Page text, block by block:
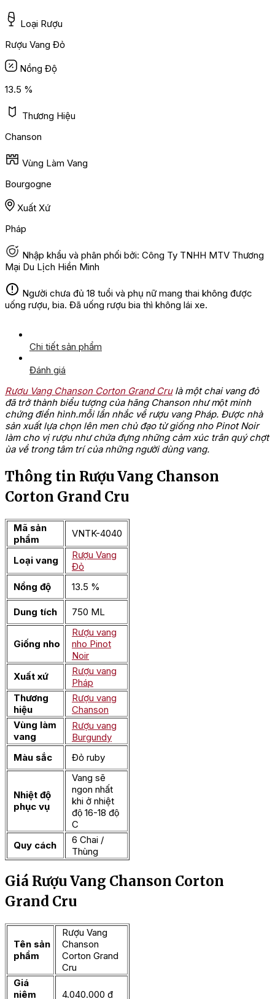
Loại Rượu
Rượu Vang Đỏ
Nồng Độ
13.5 %
Thương Hiệu
Chanson
Vùng Làm Vang
Bourgogne
Xuất Xứ
Pháp
Nhập khẩu và phân phối bởi: Công Ty TNHH MTV Thương
Mại Du Lịch Hiền Minh
Người chưa đủ 18 tuổi và phụ nữ mang thai không được
uống rượu, bia. Đã uống rượu bia thì không lái xe.
Chi tiết sản phẩm
Đánh giá
Rượu Vang Chanson Corton Grand Crulà một chai vang đỏ
đã trở thành biểu tượng của hãng Chanson như một minh
chứng điển hình.mỗi lần nhắc về rượu vang Pháp. Được nhà
sản xuất lựa chọn lên men chủ đạo từ giống nho Pinot Noir
làm cho vị rượu như chứa đựng những cảm xúc trân quý chợt
ùa về trong tâm trí của những người dùng vang.
Thông tin Rượu Vang Chanson
Corton Grand Cru
Mã sản
phẩm
VNTK-4040
Loại vang
Rượu Vang
Đỏ
Nồng độ
13.5 %
Dung tích 750 ML
Giống nho
Rượu vang
nho Pinot
Noir
Xuất xứ
Rượu vang
Pháp
Thương
hiệu
Rượu vang
Chanson
Vùng làm
vang
Rượu vang
Burgundy
Màu sắc
Đỏ ruby
Nhiệt độ
phục vụ
Vang sẽ
ngon nhất
khi ở nhiệt
độ 16-18 độ
C
Quy cách
6 Chai /
Thùng
Giá Rượu Vang Chanson Corton
Grand Cru
Tên sản
phẩm
Rượu Vang
Chanson
Corton Grand
Cru
Giá
niêm
4.040.000 đ